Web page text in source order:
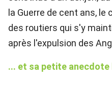
la Guerre de cent ans,
des routiers qui s'y
après l'expulsion des
... et sa petite anecdote